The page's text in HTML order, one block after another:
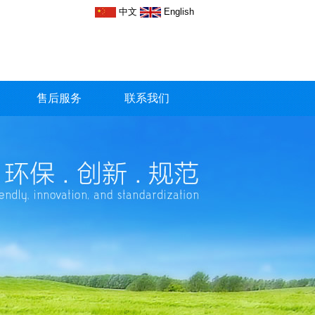
中文 English
售后服务 联系我们